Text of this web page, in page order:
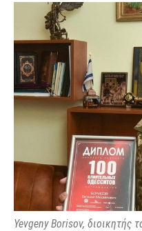
Yevgeny Borisov, διοικητής